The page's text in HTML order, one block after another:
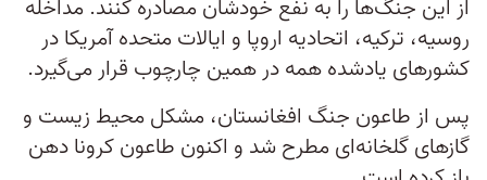
از این جنگ‌ها را به نفع خودشان مصادره کنند. مداخله
روسیه، ترکیه، اتحادیه اروپا و ایالات متحده آمریکا در
کشورهای یادشده همه در همین چارچوب قرار می‌گیرد.
پس از طاعون جنگ افغانستان، مشکل محیط زیست و
گازهای گلخانه‌ای مطرح شد و اکنون طاعون کرونا دهن